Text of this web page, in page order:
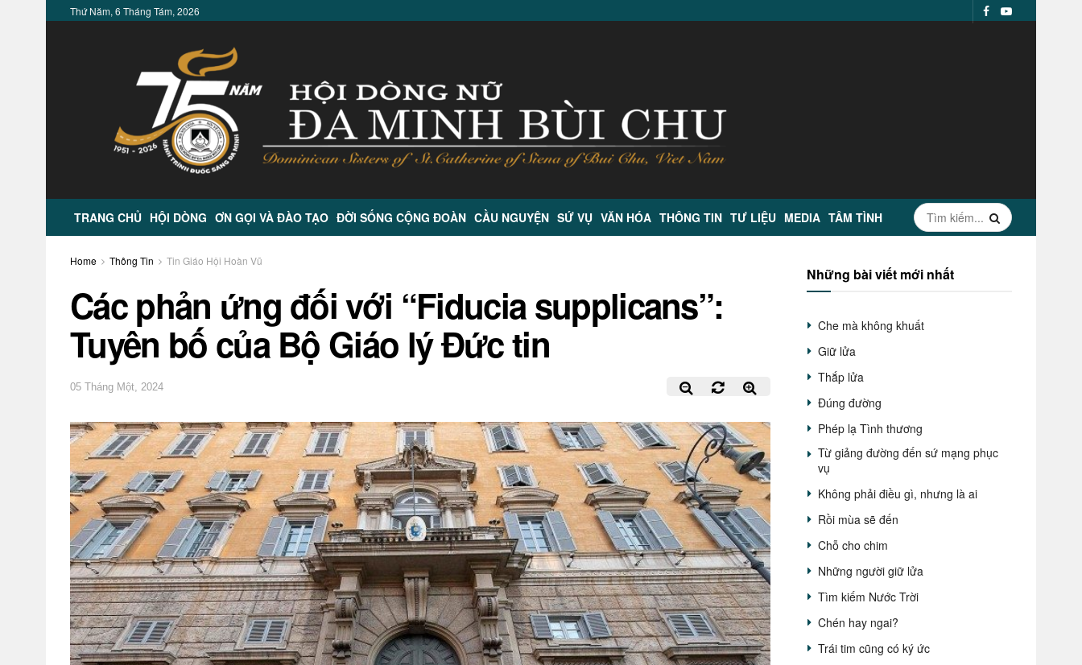
Thứ Năm, 6 Tháng Tám, 2026
TRANG CHỦ HỘI DÒNG ƠN GỌI VÀ ĐÀO TẠO ĐỜI SỐNG CỘNG ĐOÀN CẦU NGUYỆN SỨ VỤ VĂN HÓA THÔNG TIN TƯ LIỆU MEDIA TÂM TÌNH
Home Thông Tin Tin Giáo Hội Hoàn Vũ
Các phản ứng đối với “Fiducia supplicans”:
Tuyên bố của Bộ Giáo lý Đức tin
05 Tháng Một, 2024
Những bài viết mới nhất
Che mà không khuất
Giữ lửa
Thắp lửa
Đúng đường
Phép lạ Tình thương
Từ giảng đường đến sứ mạng phục
vụ
Không phải điều gì, nhưng là ai
Rồi mùa sẽ đến
Chỗ cho chim
Những người giữ lửa
Tìm kiếm Nước Trời
Chén hay ngai?
Trái tim cũng có ký ức